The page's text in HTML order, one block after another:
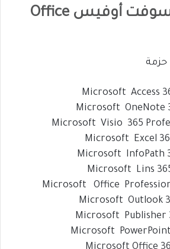
برنامج مايكروسوفت أوفيس Office
حزمة